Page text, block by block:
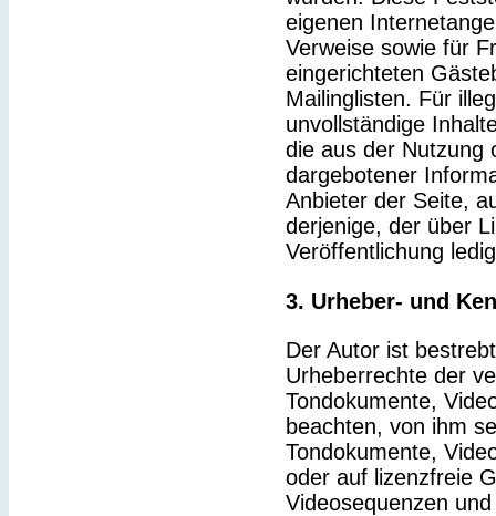
eigenen
Verweise sowie für
eingerichteten
Mailinglisten. Für
unvollständige
die aus der Nutzung
dargebotener
Anbieter der Seite,
derjenige, der über
Veröffentlichung
3. Urheber- und
Der Autor ist
Urheberrechte der
Tondokumente,
beachten, von ihm
Tondokumente,
oder auf lizenzfreie
Videosequenzen